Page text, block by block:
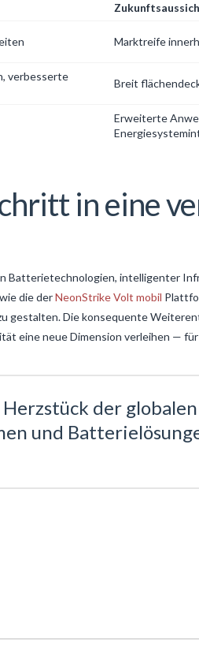
Marktreife
verbesserte
Breit
Erweiterte
in eine
Batterietechnologien, intelligenter
die derNeonStrike Volt mobil
gestalten. Die konsequente
eine neue Dimension verleihen —
der
und